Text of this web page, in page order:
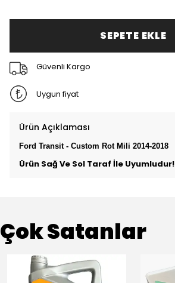
SEPETE EKLE
Güvenli Kargo
Uygun fiyat
Ürün Açıklaması
Ford Transit - Custom Rot Mili 2014-2018
Ürün Sağ Ve Sol Taraf İle Uyumludur!
Çok Satanlar